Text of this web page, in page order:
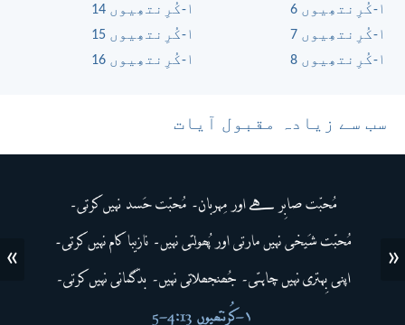
۱-کُرِنتھِیوں 6
۱-کُرِنتھِیوں 7
۱-کُرِنتھِیوں 8
۱-کُرِنتھِیوں 14
۱-کُرِنتھِیوں 15
۱-کُرِنتھِیوں 16
سب سے زیادہ مقبول آیات
«
»